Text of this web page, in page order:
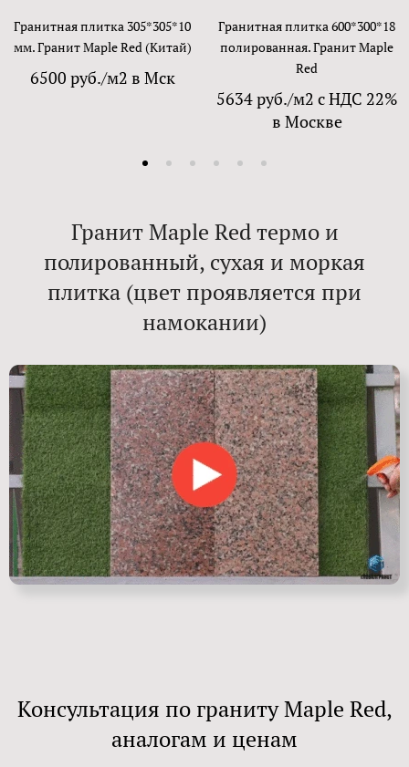
Гранитная плитка 305*305*10
мм. Гранит Maple Red (Китай)
6500 руб./м2 в Мск
Гранитная плитка 600*300*18
полированная. Гранит Maple
Red
5634 руб./м2 с НДС 22%
в Москве
Гранит Maple Red термо и
полированный, сухая и моркая
плитка (цвет проявляется при
намокании)
Консультация по граниту Maple Red,
аналогам и ценам